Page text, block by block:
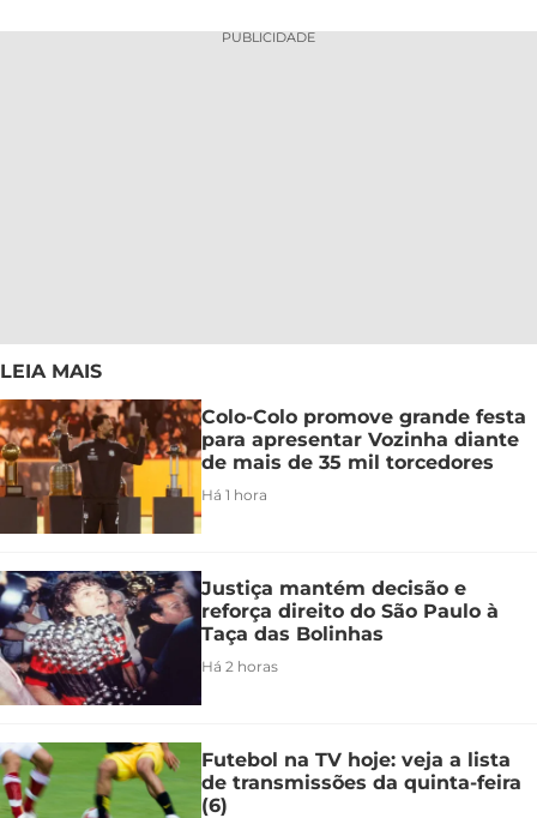
PUBLICIDADE
LEIA MAIS
Colo-Colo promove grande festa
para apresentar Vozinha diante
de mais de 35 mil torcedores
Há 1 hora
Justiça mantém decisão e
reforça direito do São Paulo à
Taça das Bolinhas
Há 2 horas
Futebol na TV hoje: veja a lista
de transmissões da quinta-feira
(6)